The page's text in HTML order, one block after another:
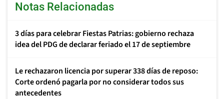
Notas Relacionadas
3 días para celebrar Fiestas Patrias: gobierno rechaza
idea del PDG de declarar feriado el 17 de septiembre
Le rechazaron licencia por superar 338 días de reposo:
Corte ordenó pagarla por no considerar todos sus
antecedentes